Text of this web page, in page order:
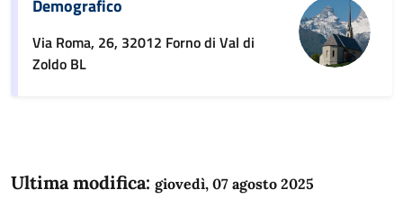
Demografico
Via Roma, 26, 32012 Forno di Val di
Zoldo BL
Ultima modifica: giovedì, 07 agosto 2025